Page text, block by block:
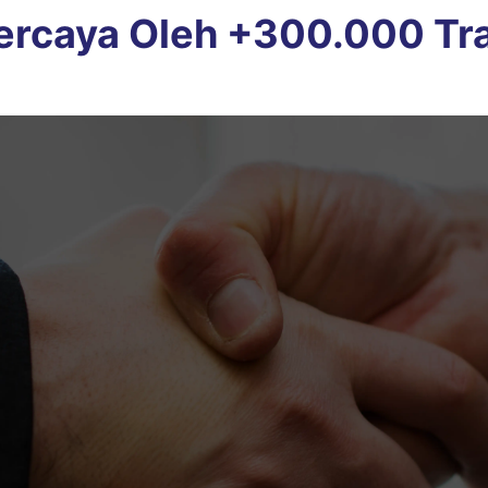
Oleh +300.000